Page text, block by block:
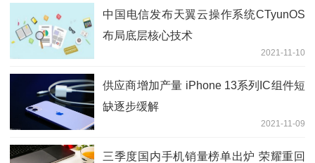
中国电信发布天翼云操作系统CTyunOS
布局底层核心技术
2021-11-10
供应商增加产量 iPhone 13系列IC组件短
缺逐步缓解
2021-11-09
三季度国内手机销量榜单出炉 荣耀重回